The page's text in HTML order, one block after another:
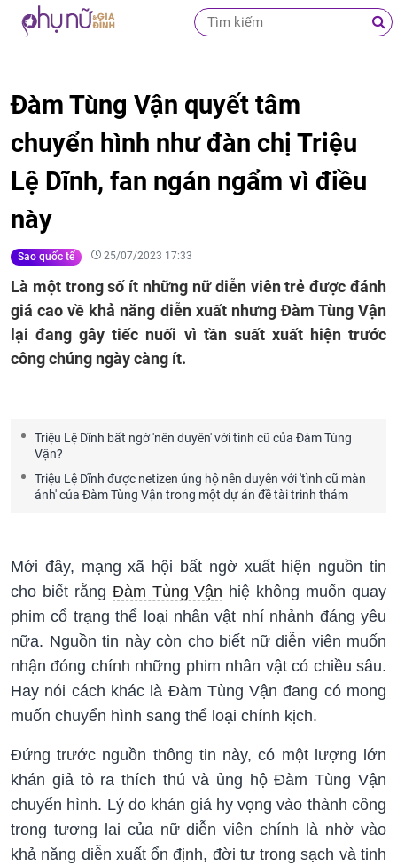
Đàm Tùng Vận quyết tâm
chuyển hình như đàn chị Triệu
Lệ Dĩnh, fan ngán ngẩm vì điều
này
Sao quốc tế 25/07/2023 17:33
Là một trong số ít những nữ diễn viên trẻ được đánh
giá cao về khả năng diễn xuất nhưng Đàm Tùng Vận
lại đang gây tiếc nuối vì tần suất xuất hiện trước
công chúng ngày càng ít.
Triệu Lệ Dĩnh bất ngờ 'nên duyên' với tình cũ của Đàm Tùng
Vận?
Triệu Lệ Dĩnh được netizen ủng hộ nên duyên với 'tình cũ màn
ảnh' của Đàm Tùng Vận trong một dự án đề tài trinh thám
Mới đây, mạng xã hội bất ngờ xuất hiện nguồn tin
cho biết rằng Đàm Tùng Vận hiệ không muốn quay
phim cổ trạng thể loại nhân vật nhí nhảnh đáng yêu
nữa. Nguồn tin này còn cho biết nữ diễn viên muốn
nhận đóng chính những phim nhân vật có chiều sâu.
Hay nói cách khác là Đàm Tùng Vận đang có mong
muốn chuyển hình sang thể loại chính kịch.
Đứng trước nguồn thông tin này, có một lượng lớn
khán giả tỏ ra thích thú và ủng hộ Đàm Tùng Vận
chuyển hình. Lý do khán giả hy vọng vào thành công
trong tương lai của nữ diễn viên chính là nhờ vào
khả năng diễn xuất ổn định, đời tư trong sạch và tinh